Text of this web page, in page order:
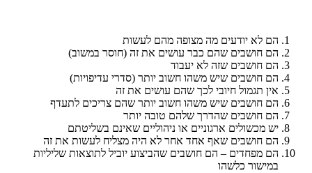
הם לא יודעים מה מצופה מהם לעשות
הם חושבים שהם כבר עושים את זה (חוסר במשוב)
הם חושבים שזה לא יעבוד
הם חושבים שיש משהו חשוב יותר (סדרי עדיפויות)
אין תגמול חיובי לכך שהם עושים את זה
הם חושבים שיש משהו חשוב יותר שהם צריכים לתעדף
הם חושבים שהדרך שלהם טובה יותר
יש מכשולים ארגוניים או ניהוליים שאינם בשליטתם
הם חושבים שאף אחד אחר לא היה מצליח לעשות את זה
הם מפחדים – הם חושבים שהביצוע יוביל לתוצאות שליליות
במישור כלשהו